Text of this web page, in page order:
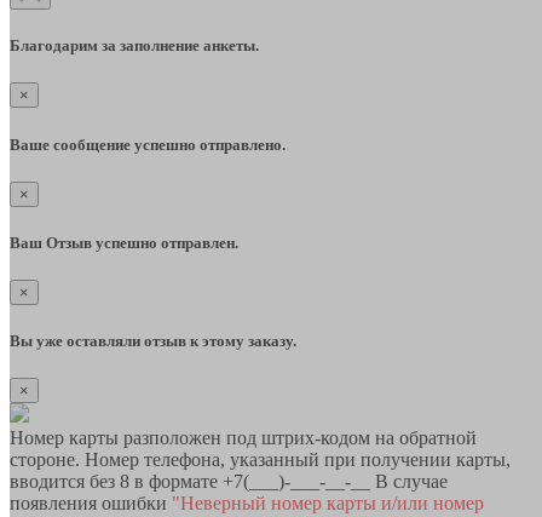
Благодарим за заполнение анкеты.
×
Ваше сообщение успешно отправлено.
×
Ваш Отзыв успешно отправлен.
×
Вы уже оставляли отзыв к этому заказу.
×
Номер карты разположен под штрих-кодом на обратной
стороне. Номер телефона, указанный при получении карты,
вводится без 8 в формате +7(___)-___-__-__ В случае
появления ошибки "Неверный номер карты и/или номер